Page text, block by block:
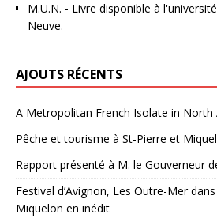
M.U.N. - Livre disponible à
Neuve.
AJOUTS RÉCENTS
A Metropolitan French Isolate in North
Pêche et tourisme à St-Pierre et
Rapport présenté à M. le Gouverneur
Festival d’Avignon, Les Outre-Mer
Miquelon en inédit